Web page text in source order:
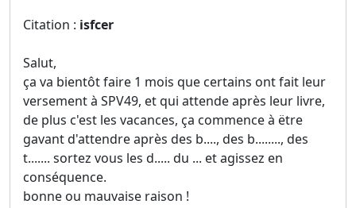
Citation : isfcer
Salut,
ça va bientôt faire 1 mois que certains ont fait leur
versement à SPV49, et qui attende après leur livre,
de plus c'est les vacances, ça commence à ëtre
gavant d'attendre après des b...., des b........, des
t....... sortez vous les d..... du ... et agissez en
conséquence.
bonne ou mauvaise raison !